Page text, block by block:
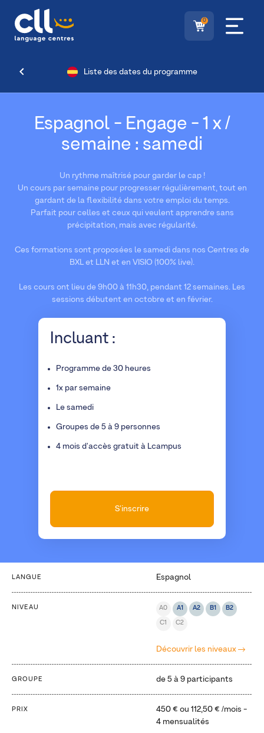
0
Liste des dates du programme
Espagnol - Engage - 1 x /
semaine : samedi
Un rythme maîtrisé pour garder le cap !
Un cours par semaine pour progresser régulièrement, tout en
gardant de la flexibilité dans votre emploi du temps.
Parfait pour celles et ceux qui veulent apprendre sans
précipitation, mais avec régularité.
Ces formations sont proposées le samedi dans nos Centres de
BXL et LLN et en VISIO (100% live).
Les cours ont lieu de 9h00 à 11h30, pendant 12 semaines. Les
sessions débutent en octobre et en février.
Incluant :
Programme de 30 heures
1x par semaine
Le samedi
Groupes de 5 à 9 personnes
4 mois d'accès gratuit à Lcampus
S'inscrire
LANGUE Espagnol
NIVEAU A0 A1 A2 B1 B2
C1 C2
Découvrir les niveaux
GROUPE de 5 à 9 participants
PRIX 450 € ou 112,50 € /mois -
4 mensualités